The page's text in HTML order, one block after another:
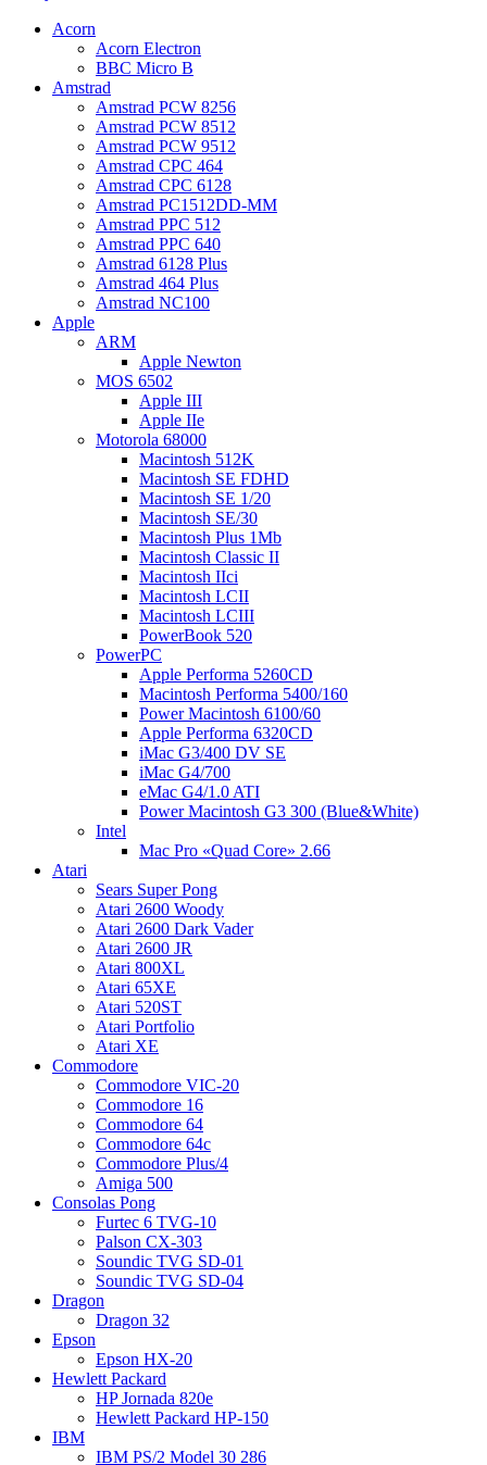
Acorn
Acorn Electron
BBC Micro B
Amstrad
Amstrad PCW 8256
Amstrad PCW 8512
Amstrad PCW 9512
Amstrad CPC 464
Amstrad CPC 6128
Amstrad PC1512DD-MM
Amstrad PPC 512
Amstrad PPC 640
Amstrad 6128 Plus
Amstrad 464 Plus
Amstrad NC100
Apple
ARM
Apple Newton
MOS 6502
Apple III
Apple IIe
Motorola 68000
Macintosh 512K
Macintosh SE FDHD
Macintosh SE 1/20
Macintosh SE/30
Macintosh Plus 1Mb
Macintosh Classic II
Macintosh IIci
Macintosh LCII
Macintosh LCIII
PowerBook 520
PowerPC
Apple Performa 5260CD
Macintosh Performa 5400/160
Power Macintosh 6100/60
Apple Performa 6320CD
iMac G3/400 DV SE
iMac G4/700
eMac G4/1.0 ATI
Power Macintosh G3 300 (Blue&White)
Intel
Mac Pro «Quad Core» 2.66
Atari
Sears Super Pong
Atari 2600 Woody
Atari 2600 Dark Vader
Atari 2600 JR
Atari 800XL
Atari 65XE
Atari 520ST
Atari Portfolio
Atari XE
Commodore
Commodore VIC-20
Commodore 16
Commodore 64
Commodore 64c
Commodore Plus/4
Amiga 500
Consolas Pong
Furtec 6 TVG-10
Palson CX-303
Soundic TVG SD-01
Soundic TVG SD-04
Dragon
Dragon 32
Epson
Epson HX-20
Hewlett Packard
HP Jornada 820e
Hewlett Packard HP-150
IBM
IBM PS/2 Model 30 286